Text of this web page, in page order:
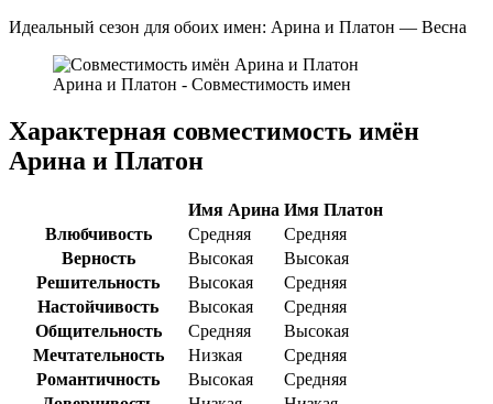
Идеальный сезон для обоих имен: Арина и Платон — Весна
Арина и Платон - Совместимость имен
Характерная совместимость имён
Арина и Платон
Имя Арина Имя Платон
Влюбчивость
Средняя
Средняя
Верность
Высокая
Высокая
Решительность
Высокая
Средняя
Настойчивость
Высокая
Средняя
Общительность
Средняя
Высокая
Мечтательность
Низкая
Средняя
Романтичность
Высокая
Средняя